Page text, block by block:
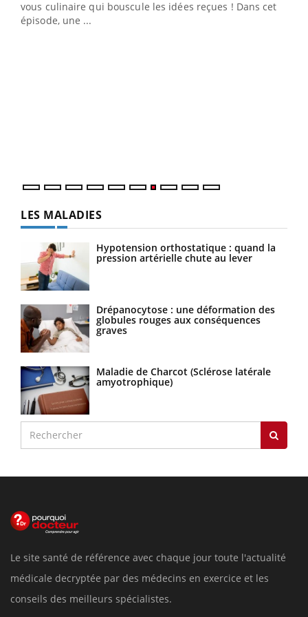
vous culinaire qui bouscule les idées reçues ! Dans cet
épisode, une ...
travail" de Pourquoi Docteur reçoivent Régis Blugeon,
DRH et directeur ...
LES MALADIES
Hypotension orthostatique : quand la
pression artérielle chute au lever
Drépanocytose : une déformation des
globules rouges aux conséquences
graves
Maladie de Charcot (Sclérose latérale
amyotrophique)
Le site santé de référence avec chaque jour toute l'actualité
médicale decryptée par des médecins en exercice et les
conseils des meilleurs spécialistes.